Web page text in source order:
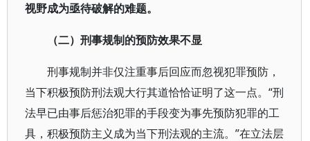
视野成为亟待破解的难题。
（二）刑事规制的预防效果不显
刑事规制并非仅注重事后回应而忽视犯罪预防，
当下积极预防刑法观大行其道恰恰证明了这一点。“刑
法早已由事后惩治犯罪的手段变为事先预防犯罪的工
具，积极预防主义成为当下刑法观的主流。”在立法层